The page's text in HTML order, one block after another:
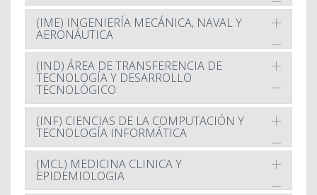
(IME) INGENIERÍA MECÁNICA, NAVAL Y
AERONÁUTICA
(IND) ÁREA DE TRANSFERENCIA DE
TECNOLOGÍA Y DESARROLLO
TECNOLÓGICO
(INF) CIENCIAS DE LA COMPUTACIÓN Y
TECNOLOGÍA INFORMÁTICA
(MCL) MEDICINA CLINICA Y
EPIDEMIOLOGIA